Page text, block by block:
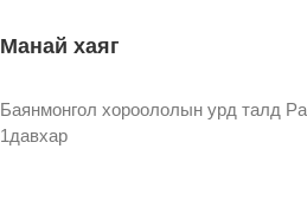
Манай хаяг
Баянмонгол хороололын урд талд
1давхар